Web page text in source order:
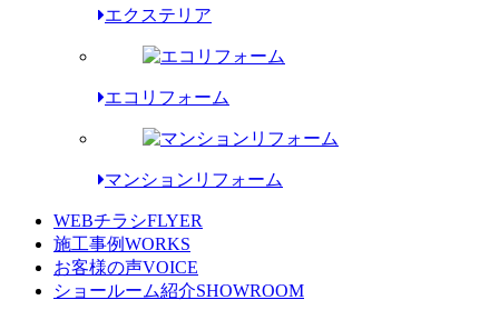
エクステリア
エコリフォーム
マンションリフォーム
WEBチラシFLYER
施工事例WORKS
お客様の声VOICE
ショールーム紹介SHOWROOM